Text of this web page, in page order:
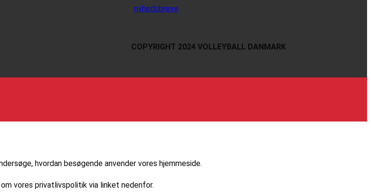
nyhedsbreve
COPYRIGHT 2024 VOLLEYBALL DANMARK
hvordan besøgende anvender vores hjemmeside.
vores privatlivspolitik via linket nedenfor.